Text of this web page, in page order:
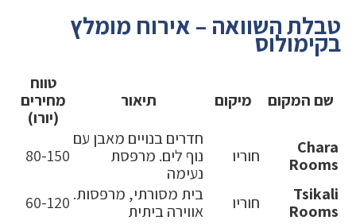
טבלת השוואה – אירוח מומלץ
בקימולוס
שם המקום מיקום תיאור
טווח
מחירים
(יורו)
Chara
Rooms
חוריו
חדרים בנויים מאבן עם
נוף לים. מרפסת
נעימה
80-150
Tsikali
Rooms
חוריו
בית מסורתי, מרפסות.
אווירה ביתית
60-120